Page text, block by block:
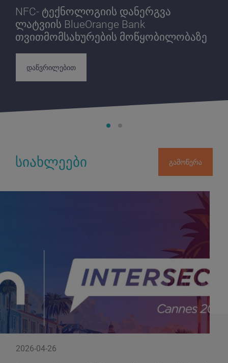
NFC- ტექნოლოგიის დანერგვა
ლატვიის BlueOrange Bank
თვითმომსახურების მოწყობილობაზე
დაწვრილებით
სიახლეები გამოწერა
2026-04-26